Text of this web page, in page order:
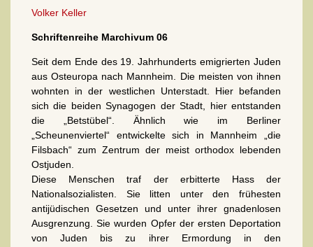
Volker Keller
Schriftenreihe Marchivum 06
Seit dem Ende des 19. Jahrhunderts emi­grierten Juden
aus Osteuropa nach Mannheim. Die meisten von ihnen
wohnten in der westlichen Unterstadt. Hier befanden
sich die beiden Synagogen der Stadt, hier entstanden
die „Betstübel“. Ähnlich wie im Berliner
„Scheunenviertel“ entwickelte sich in Mannheim „die
Filsbach“ zum Zentrum der meist orthodox lebenden
Ostjuden.
Diese Menschen traf der erbitterte Hass der
Nationalsozialisten. Sie litten unter den frühesten
antijüdischen Gesetzen und unter ihrer gnadenlosen
Ausgrenzung. Sie wurden Opfer der ersten Deportation
von Juden bis zu ihrer Ermordung in den